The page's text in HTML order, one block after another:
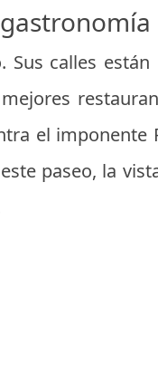
calles
el imponente
paseo, la